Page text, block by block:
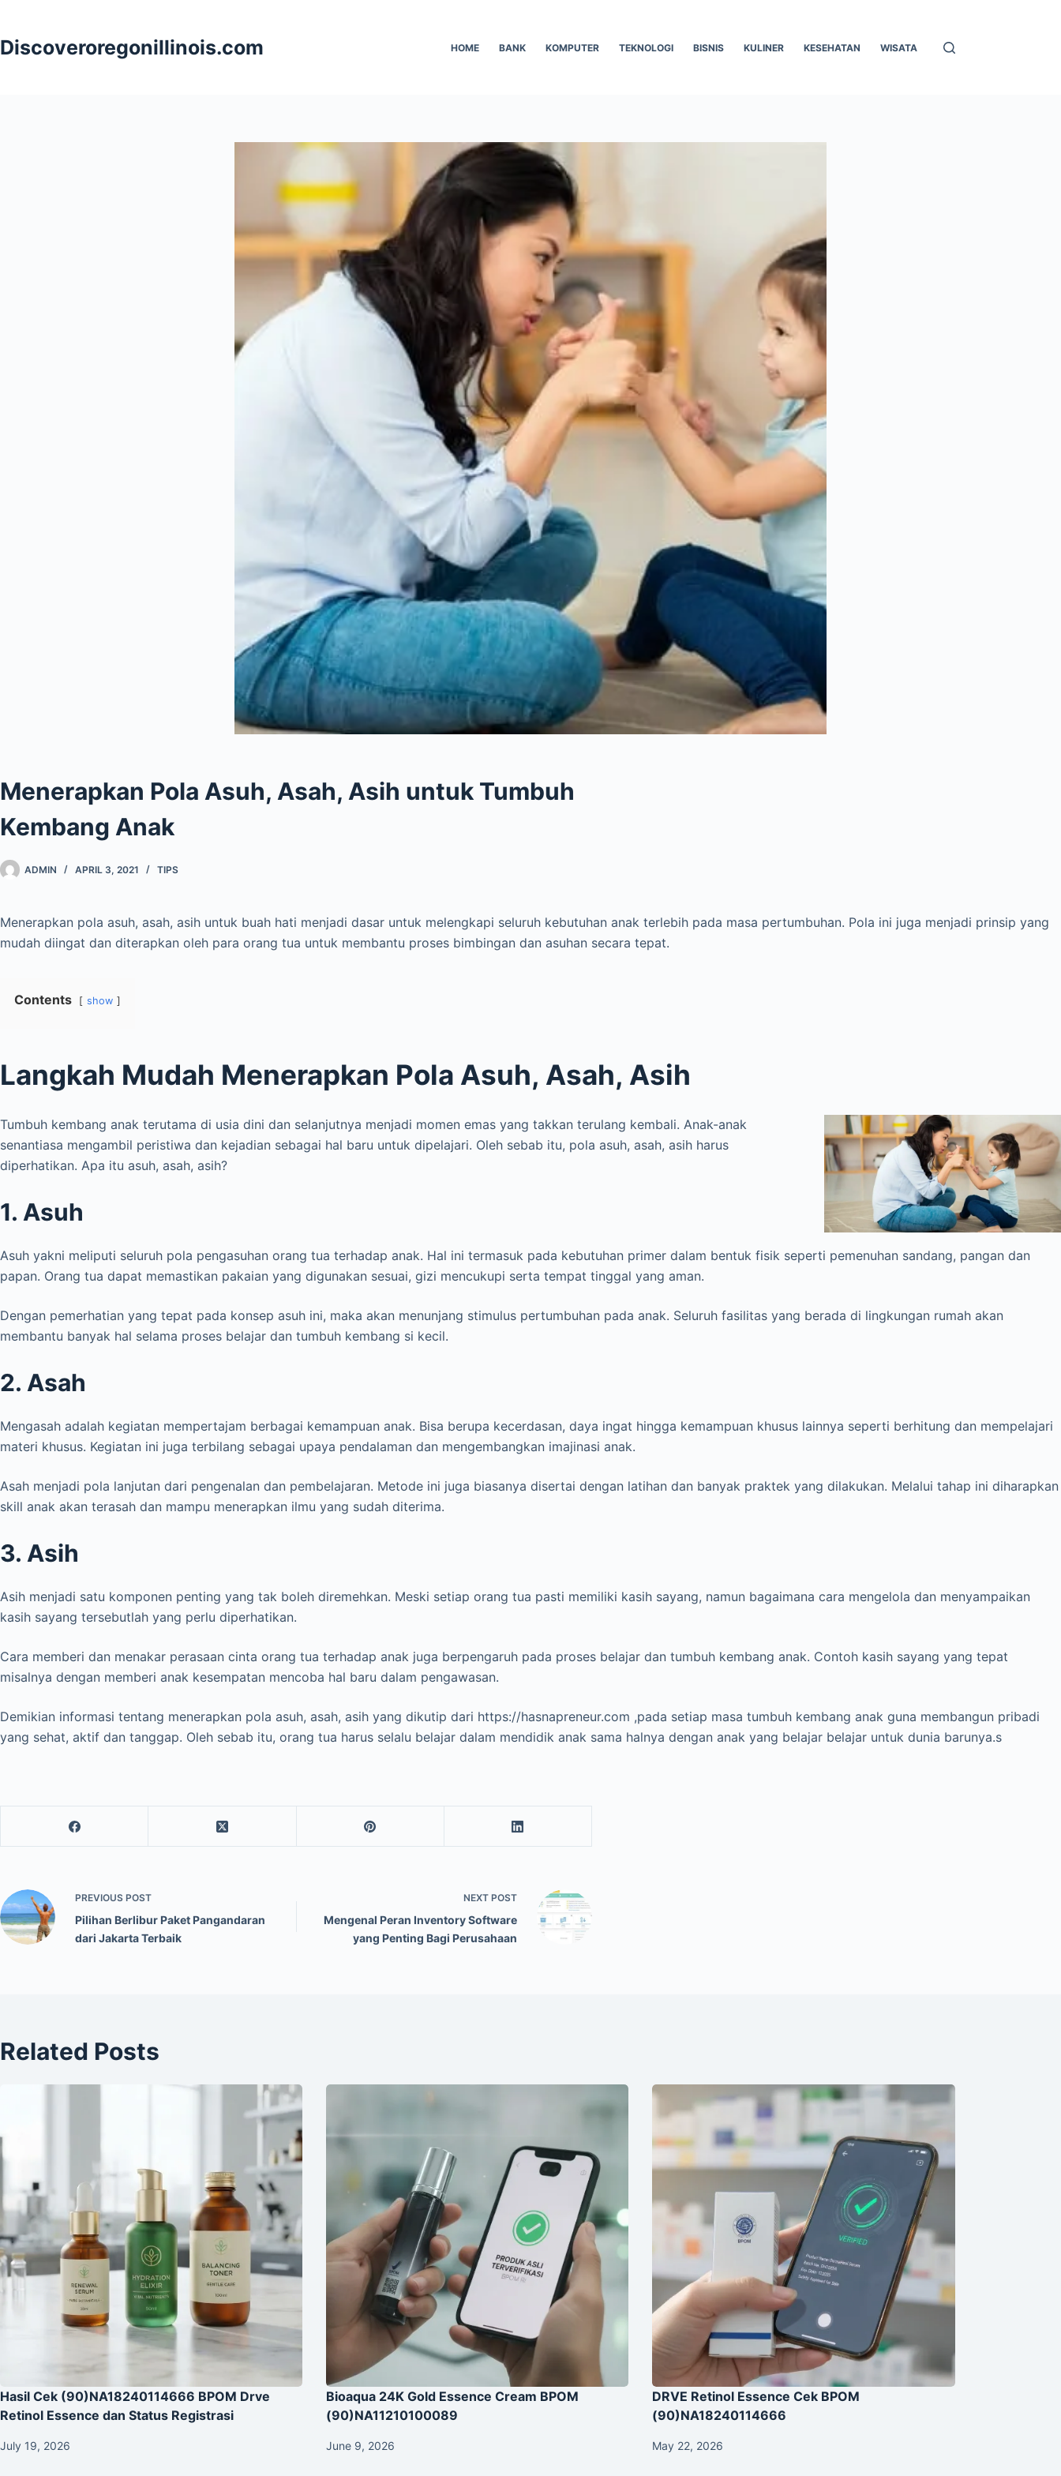
content
Discoveroregonillinois.com HOME BANK KOMPUTER TEKNOLOGI BISNIS KULINER KESEHATAN WISATA
Menerapkan Pola Asuh, Asah, Asih untuk Tumbuh
Kembang Anak
ADMIN APRIL 3, 2021 TIPS
Menerapkan pola asuh, asah, asih untuk buah hati menjadi dasar untuk melengkapi seluruh kebutuhan anak terlebih pada masa pertumbuhan. Pola ini juga menjadi prinsip yang
mudah diingat dan diterapkan oleh para orang tua untuk membantu proses bimbingan dan asuhan secara tepat.
Contents show
Langkah Mudah Menerapkan Pola Asuh, Asah, Asih
Tumbuh kembang anak terutama di usia dini dan selanjutnya menjadi momen emas yang takkan terulang kembali. Anak-anak
senantiasa mengambil peristiwa dan kejadian sebagai hal baru untuk dipelajari. Oleh sebab itu, pola asuh, asah, asih harus
diperhatikan. Apa itu asuh, asah, asih?
1. Asuh
Asuh yakni meliputi seluruh pola pengasuhan orang tua terhadap anak. Hal ini termasuk pada kebutuhan primer dalam bentuk fisik seperti pemenuhan sandang, pangan dan
papan. Orang tua dapat memastikan pakaian yang digunakan sesuai, gizi mencukupi serta tempat tinggal yang aman.
Dengan pemerhatian yang tepat pada konsep asuh ini, maka akan menunjang stimulus pertumbuhan pada anak. Seluruh fasilitas yang berada di lingkungan rumah akan
membantu banyak hal selama proses belajar dan tumbuh kembang si kecil.
2. Asah
Mengasah adalah kegiatan mempertajam berbagai kemampuan anak. Bisa berupa kecerdasan, daya ingat hingga kemampuan khusus lainnya seperti berhitung dan mempelajari
materi khusus. Kegiatan ini juga terbilang sebagai upaya pendalaman dan mengembangkan imajinasi anak.
Asah menjadi pola lanjutan dari pengenalan dan pembelajaran. Metode ini juga biasanya disertai dengan latihan dan banyak praktek yang dilakukan. Melalui tahap ini diharapkan
skill anak akan terasah dan mampu menerapkan ilmu yang sudah diterima.
3. Asih
Asih menjadi satu komponen penting yang tak boleh diremehkan. Meski setiap orang tua pasti memiliki kasih sayang, namun bagaimana cara mengelola dan menyampaikan
kasih sayang tersebutlah yang perlu diperhatikan.
Cara memberi dan menakar perasaan cinta orang tua terhadap anak juga berpengaruh pada proses belajar dan tumbuh kembang anak. Contoh kasih sayang yang tepat
misalnya dengan memberi anak kesempatan mencoba hal baru dalam pengawasan.
Demikian informasi tentang menerapkan pola asuh, asah, asih yang dikutip dari https://hasnapreneur.com ,pada setiap masa tumbuh kembang anak guna membangun pribadi
yang sehat, aktif dan tanggap. Oleh sebab itu, orang tua harus selalu belajar dalam mendidik anak sama halnya dengan anak yang belajar belajar untuk dunia barunya.s
PREVIOUS POST
Pilihan Berlibur Paket Pangandaran
dari Jakarta Terbaik
NEXT POST
Mengenal Peran Inventory Software
yang Penting Bagi Perusahaan
Related Posts
Hasil Cek (90)NA18240114666 BPOM Drve
Retinol Essence dan Status Registrasi
July 19, 2026
Bioaqua 24K Gold Essence Cream BPOM
(90)NA11210100089
June 9, 2026
DRVE Retinol Essence Cek BPOM
(90)NA18240114666
May 22, 2026